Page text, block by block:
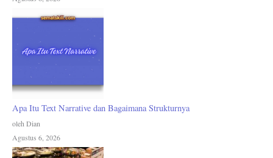
Apa Itu Text Narrative dan Bagaimana Strukturnya
oleh Dian
Agustus 6, 2026